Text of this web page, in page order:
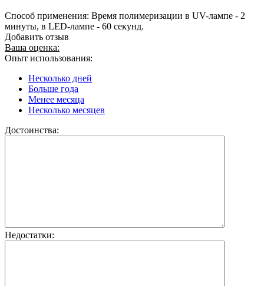
Способ применения: Время полимеризации в UV-лампе - 2
минуты, в LED-лампе - 60 секунд.
Добавить отзыв
Ваша оценка:
Опыт использования:
Несколько дней
Больше года
Менее месяца
Несколько месяцев
Достоинства:
Недостатки: